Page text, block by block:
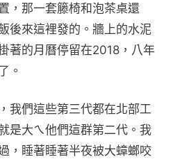
，那一套籐椅和泡茶桌還
後來這裡發的。牆上的水泥
著的月曆停留在2018，八年
。
我們這些第三代都在北部工
是大ㄟ他們這群第二代。我
，睡著睡著半夜被大蟑螂咬